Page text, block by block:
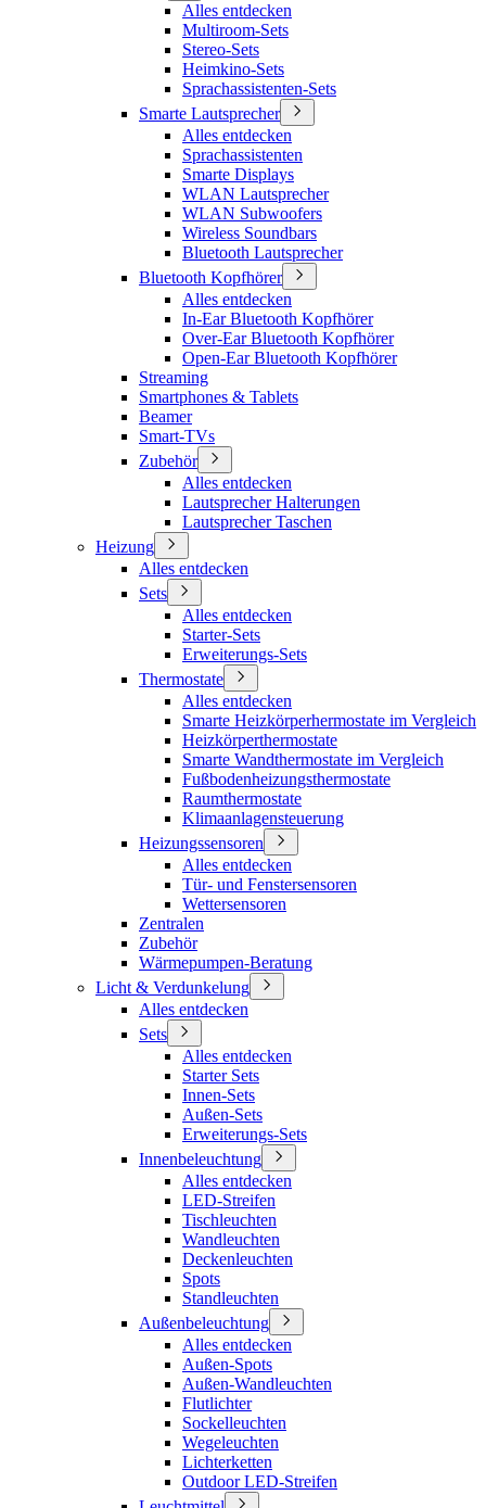
Alles entdecken
Multiroom-Sets
Stereo-Sets
Heimkino-Sets
Sprachassistenten-Sets
Smarte Lautsprecher
Alles entdecken
Sprachassistenten
Smarte Displays
WLAN Lautsprecher
WLAN Subwoofers
Wireless Soundbars
Bluetooth Lautsprecher
Bluetooth Kopfhörer
Alles entdecken
In-Ear Bluetooth Kopfhörer
Over-Ear Bluetooth Kopfhörer
Open-Ear Bluetooth Kopfhörer
Streaming
Smartphones & Tablets
Beamer
Smart-TVs
Zubehör
Alles entdecken
Lautsprecher Halterungen
Lautsprecher Taschen
Heizung
Alles entdecken
Sets
Alles entdecken
Starter-Sets
Erweiterungs-Sets
Thermostate
Alles entdecken
Smarte Heizkörperhermostate im Vergleich
Heizkörperthermostate
Smarte Wandthermostate im Vergleich
Fußbodenheizungsthermostate
Raumthermostate
Klimaanlagensteuerung
Heizungssensoren
Alles entdecken
Tür- und Fenstersensoren
Wettersensoren
Zentralen
Zubehör
Wärmepumpen-Beratung
Licht & Verdunkelung
Alles entdecken
Sets
Alles entdecken
Starter Sets
Innen-Sets
Außen-Sets
Erweiterungs-Sets
Innenbeleuchtung
Alles entdecken
LED-Streifen
Tischleuchten
Wandleuchten
Deckenleuchten
Spots
Standleuchten
Außenbeleuchtung
Alles entdecken
Außen-Spots
Außen-Wandleuchten
Flutlichter
Sockelleuchten
Wegeleuchten
Lichterketten
Outdoor LED-Streifen